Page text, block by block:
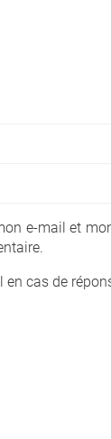
e-mail et
en cas de